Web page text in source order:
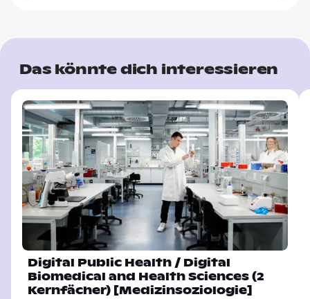
Das könnte dich interessieren
Digital Public Health / Digital
Biomedical and Health Sciences (2
Kernfächer) [Medizinsoziologie]